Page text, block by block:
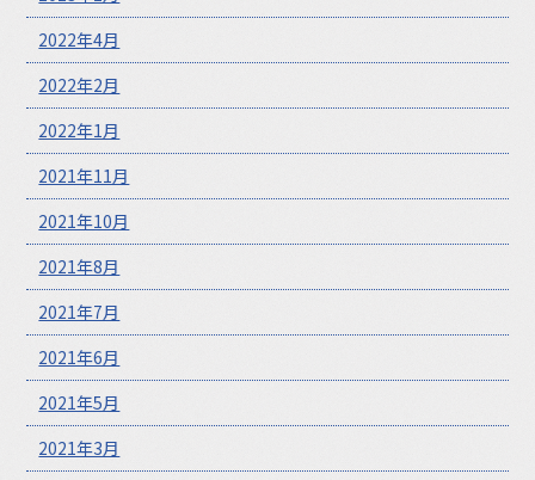
2022年4月
2022年2月
2022年1月
2021年11月
2021年10月
2021年8月
2021年7月
2021年6月
2021年5月
2021年3月